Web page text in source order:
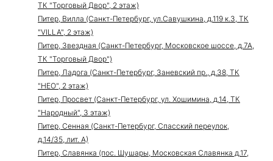
ТК "Торговый Двор", 2 этаж)
Питер, Вилла (Санкт-Петербург, ул.Савушкина, д.119 к.3, ТК
"VILLA", 2 этаж)
Питер, Звездная (Санкт-Петербург, Московское шоссе, д.7А,
ТК "Торговый Двор")
Питер, Ладога (Санкт-Петербург, Заневский пр., д.38, ТК
"НЕО", 2 этаж)
Питер, Просвет (Санкт-Петербург, ул. Хошимина, д.14, ТК
"Народный", 3 этаж)
Питер, Сенная (Санкт-Петербург, Спасский переулок,
д.14/35, лит. А)
Питер, Славянка (пос. Шушары, Московская Славянка д.17,